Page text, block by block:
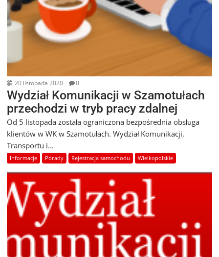
20 listopada 2020 0
Wydział Komunikacji w Szamotułach
przechodzi w tryb pracy zdalnej
Od 5 listopada została ograniczona bezpośrednia obsługa
klientów w WK w Szamotułach. Wydział Komunikacji,
Transportu i...
Informacje Porady Rejestracja samochodu Wielkopolskie